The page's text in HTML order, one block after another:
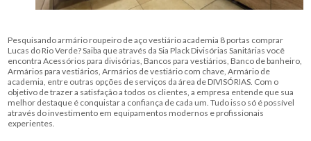
Pesquisando armário roupeiro de aço vestiário academia 8 portas comprar
Lucas do Rio Verde? Saiba que através da Sia Plack Divisórias Sanitárias você
encontra Acessórios para divisórias, Bancos para vestiários, Banco de banheiro,
Armários para vestiários, Armários de vestiário com chave, Armário de
academia, entre outras opções de serviços da área de DIVISÓRIAS. Com o
objetivo de trazer a satisfação a todos os clientes, a empresa entende que sua
melhor destaque é conquistar a confiança de cada um. Tudo isso só é possível
através do investimento em equipamentos modernos e profissionais
experientes.